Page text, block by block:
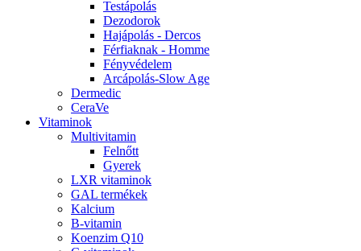
Testápolás
Dezodorok
Hajápolás - Dercos
Férfiaknak - Homme
Fényvédelem
Arcápolás-Slow Age
Dermedic
CeraVe
Vitaminok
Multivitamin
Felnőtt
Gyerek
LXR vitaminok
GAL termékek
Kalcium
B-vitamin
Koenzim Q10